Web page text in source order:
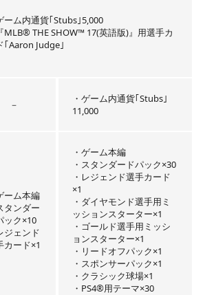
ーム内通貨｢Stubs｣5,000
MLB® THE SHOW™ 17(英語版)』用選手カ
｢Aaron Judge｣
－
・ゲーム内通貨｢Stubs｣
11,000
ーム本編
タンダー
ック×10
ジェンド
カード×1
・ゲーム本編
・スタンダードパック×30
・レジェンド選手カード
×1
・ダイヤモンド選手用ミ
ッションスターター×1
・ゴールド選手用ミッシ
ョンスターター×1
・リードオフパック×1
・スポンサーパック×1
・クラシック球場×1
・PS4®用テーマ×30